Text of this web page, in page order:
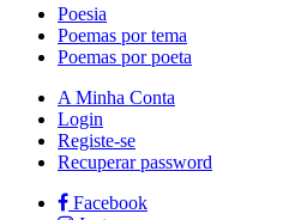
Poesia
Poemas por tema
Poemas por poeta
A Minha Conta
Login
Registe-se
Recuperar password
Facebook